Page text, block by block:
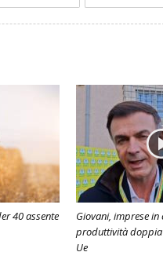
40 assente
Giovani, imprese in
produttività
Ue